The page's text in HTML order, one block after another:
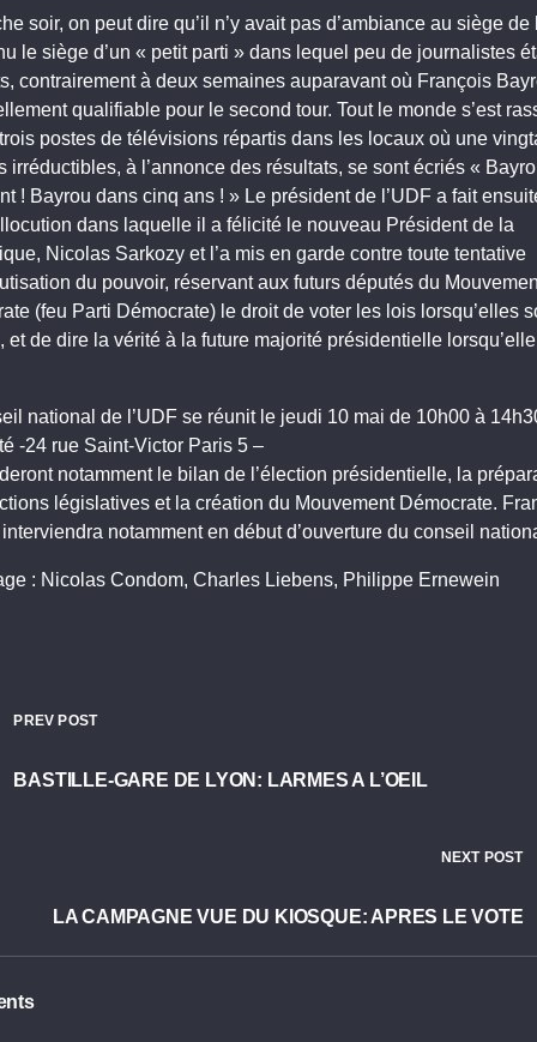
soir, on peut dire qu’il n’y avait pas d’ambiance au siège de
le siège d’un « petit parti » dans lequel peu de journalistes
contrairement à deux semaines auparavant où François
qualifiable pour le second tour. Tout le monde s’est
postes de télévisions répartis dans les locaux où une
irréductibles, à l’annonce des résultats, se sont écriés «
! Bayrou dans cinq ans ! » Le président de l’UDF a fait
dans laquelle il a félicité le nouveau Président de la
Nicolas Sarkozy et l’a mis en garde contre toute tentative
du pouvoir, réservant aux futurs députés du
(feu Parti Démocrate) le droit de voter les lois lorsqu’elles
et de dire la vérité à la future majorité présidentielle
national de l’UDF se réunit le jeudi 10 mai de 10h00 à
-24 rue Saint-Victor Paris 5 –
notamment le bilan de l’élection présidentielle, la
législatives et la création du Mouvement Démocrate.
notamment en début d’ouverture du conseil
: Nicolas Condom, Charles Liebens, Philippe Ernewein
PREV POST
BASTILLE-GARE DE LYON: LARMES A L’OEIL
NEXT POST
LA CAMPAGNE VUE DU KIOSQUE: APRES LE VOTE